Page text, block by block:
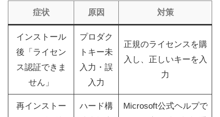
症状 原因 対策
インストール
後「ライセン
ス認証できま
せん」
プロダク
トキー未
入力・誤
入力
正規のライセンスを購
入し、正しいキーを入
力
再インストー
ハード構
Microsoft公式ヘルプで